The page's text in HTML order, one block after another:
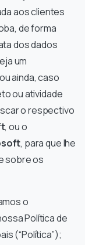
aos clientes
de forma
dos dados
um
ainda, caso
ou atividade
o respectivo
, ou o
, para que lhe
sobre os
o
Política de
(“Política”);